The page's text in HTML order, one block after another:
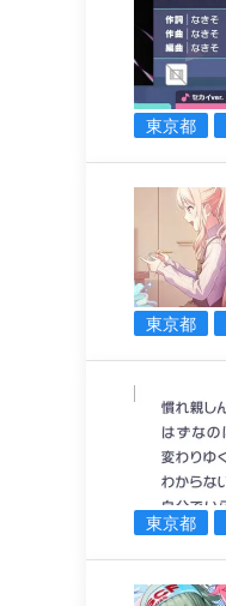
東京都
東京都
東京都